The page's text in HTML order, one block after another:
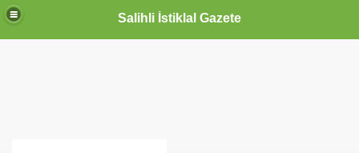
Salihli İstiklal Gazete